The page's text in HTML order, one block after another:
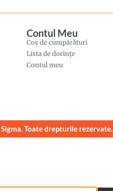
Contul Meu
Coș de cumpărături
Lista de dorințe
Contul meu
Toate drepturile rezervate.